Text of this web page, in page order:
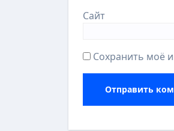
Сайт
Сохранить моё